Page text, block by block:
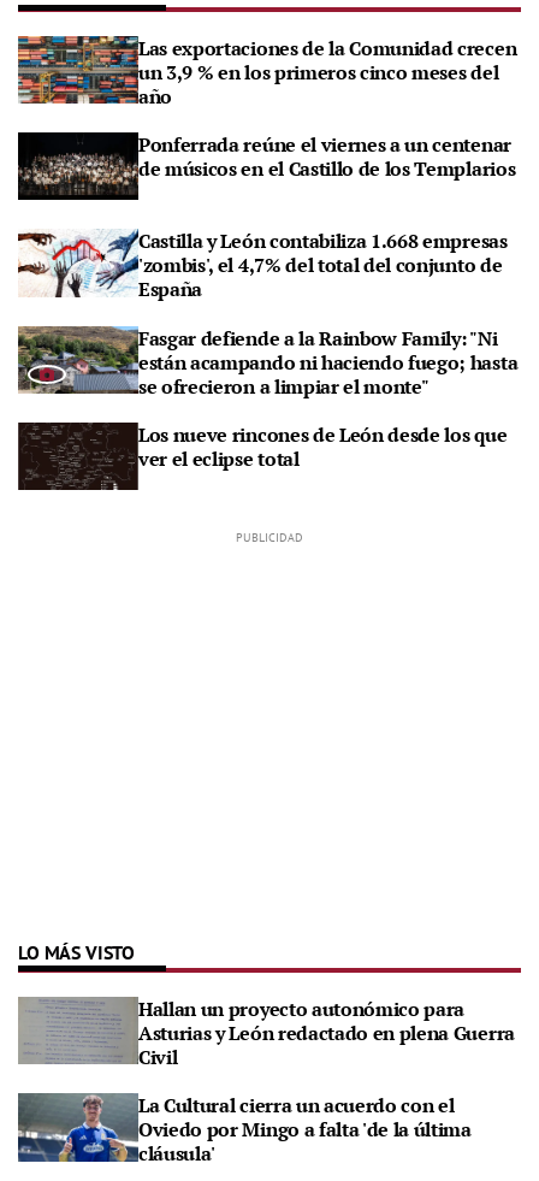
Las exportaciones de la Comunidad crecen
un 3,9 % en los primeros cinco meses del
año
Ponferrada reúne el viernes a un centenar
de músicos en el Castillo de los Templarios
Castilla y León contabiliza 1.668 empresas
'zombis', el 4,7% del total del conjunto de
España
Fasgar defiende a la Rainbow Family: "Ni
están acampando ni haciendo fuego; hasta
se ofrecieron a limpiar el monte"
Los nueve rincones de León desde los que
ver el eclipse total
LO MÁS VISTO
Hallan un proyecto autonómico para
Asturias y León redactado en plena Guerra
Civil
La Cultural cierra un acuerdo con el
Oviedo por Mingo a falta 'de la última
cláusula'